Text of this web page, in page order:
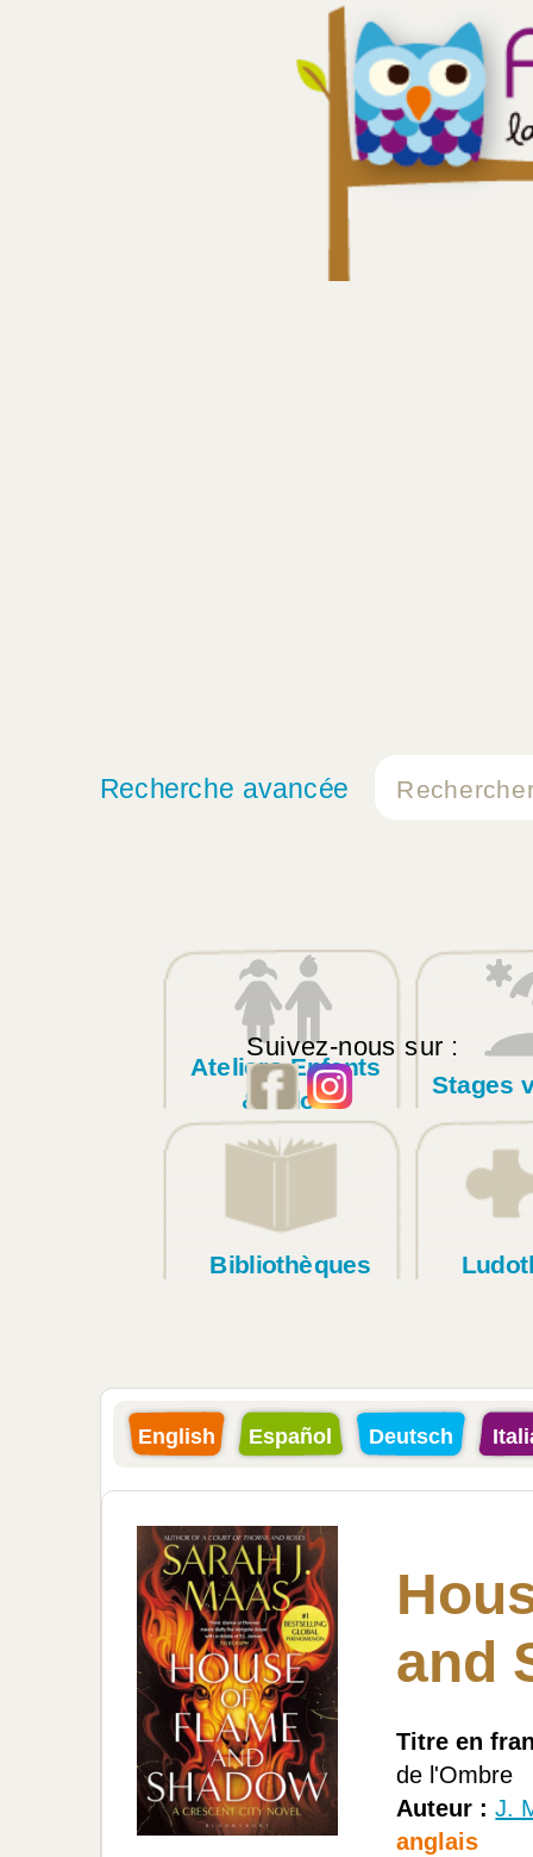
Recherche avancée
Suivez-nous sur :
Ateliers Enfants
& Ados
Stages
Bibliothèques
English Español Deutsch
and
Titre en
de l'Ombre
Auteur :J.
anglais